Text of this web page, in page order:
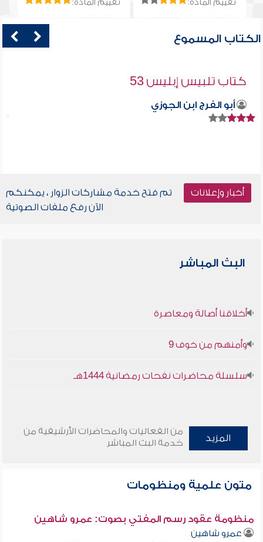
تقييم المادة: تقييم المادة:
الكتاب المسموع
كتاب تلبيس إبليس 53
أبو الفرج ابن الجوزي
أخبار وإعلانات
تم فتح خدمة مشاركات الزوار ، يمكنكم
الآن رفع ملفات الصوتية
البث المباشر
أخلاقنا أصالة ومعاصرة
وأمنهم من خوف 9
سلسلة محاضرات نفحات رمضانية 1444هـ
المزيد
من الفعاليات والمحاضرات الأرشيفية من
خدمة البث المباشر
متون علمية ومنظومات
منظومة عقود رسم المفتي بصوت: عمرو شاهين
عمرو شاهين